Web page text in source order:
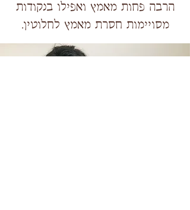
הרבה פחות מאמץ ואפילו בנקודות
מסויימות חסרת מאמץ לחלוטין.